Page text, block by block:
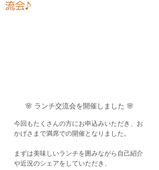
流会♪
🌸 ランチ交流会を開催しました 🌸
今回もたくさんの方にお申込みいただき、お
かげさまで満席での開催となりました。
まずは美味しいランチを囲みながら自己紹介
や近況のシェアをしていただき、